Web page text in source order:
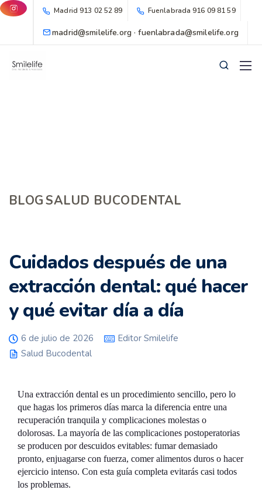
Madrid913 02 52 89 Fuenlabrada916 09 81 59
madrid@smilelife.org · fuenlabrada@smilelife.org
BLOGSALUD BUCODENTAL
Cuidados después de una
extracción dental: qué hacer
y qué evitar día a día
6 de julio de 2026
Editor Smilelife
Salud Bucodental
Una extracción dental es un procedimiento sencillo, pero lo
que hagas los primeros días marca la diferencia entre una
recuperación tranquila y complicaciones molestas o
dolorosas. La mayoría de las complicaciones postoperatorias
se producen por descuidos evitables: fumar demasiado
pronto, enjuagarse con fuerza, comer alimentos duros o hacer
ejercicio intenso. Con esta guía completa evitarás casi todos
los problemas.